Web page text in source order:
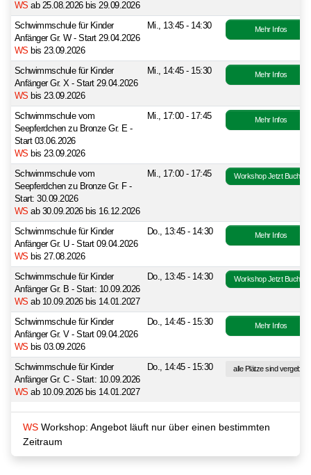
WS ab 25.08.2026 bis 29.09.2026
Schwimmschule für Kinder
Anfänger Gr. W - Start 29.04.2026
WS bis 23.09.2026
Mi., 13:45 - 14:30 Mehr Infos
Schwimmschule für Kinder
Anfänger Gr. X - Start 29.04.2026
WS bis 23.09.2026
Mi., 14:45 - 15:30 Mehr Infos
Schwimmschule vom
Seepferdchen zu Bronze Gr. E -
Start 03.06.2026
WS bis 23.09.2026
Mi., 17:00 - 17:45 Mehr Infos
Schwimmschule vom
Seepferdchen zu Bronze Gr. F -
Start: 30.09.2026
WS ab 30.09.2026 bis 16.12.2026
Mi., 17:00 - 17:45 Workshop Jetzt Buchen
Schwimmschule für Kinder
Anfänger Gr. U - Start 09.04.2026
WS bis 27.08.2026
Do., 13:45 - 14:30 Mehr Infos
Schwimmschule für Kinder
Anfänger Gr. B - Start: 10.09.2026
WS ab 10.09.2026 bis 14.01.2027
Do., 13:45 - 14:30 Workshop Jetzt Buchen
Schwimmschule für Kinder
Anfänger Gr. V - Start 09.04.2026
WS bis 03.09.2026
Do., 14:45 - 15:30 Mehr Infos
Schwimmschule für Kinder
Anfänger Gr. C - Start: 10.09.2026
WS ab 10.09.2026 bis 14.01.2027
Do., 14:45 - 15:30 alle Plätze sind vergeben
WS Workshop: Angebot läuft nur über einen bestimmten
Zeitraum